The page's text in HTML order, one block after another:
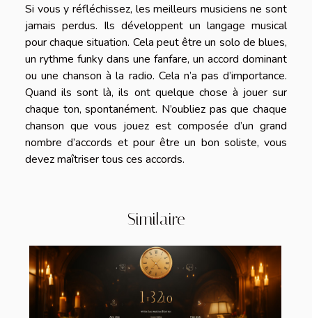
Si vous y réfléchissez, les meilleurs musiciens ne sont
jamais perdus. Ils développent un langage musical
pour chaque situation. Cela peut être un solo de blues,
un rythme funky dans une fanfare, un accord dominant
ou une chanson à la radio. Cela n’a pas d’importance.
Quand ils sont là, ils ont quelque chose à jouer sur
chaque ton, spontanément. N’oubliez pas que chaque
chanson que vous jouez est composée d’un grand
nombre d’accords et pour être un bon soliste, vous
devez maîtriser tous ces accords.
Similaire